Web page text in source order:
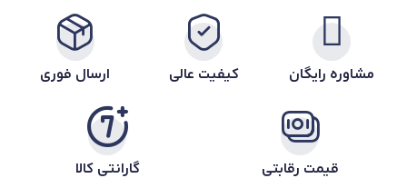
مشاوره رایگان کیفیت عالی ارسال فوری
قیمت رقابتی گارانتی کالا